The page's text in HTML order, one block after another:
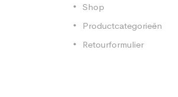
Shop
Productcategorieën
Retourformulier